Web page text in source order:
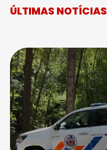
ÚLTIMAS NOTÍCIAS